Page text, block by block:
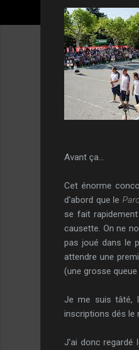
Avant ça...
Cet énorme
d'abord que le
se fait
causette. On ne
pas joué dans le
attendre une
(une grosse
Je me suis tâté,
inscriptions dés le
J'ai donc regardé